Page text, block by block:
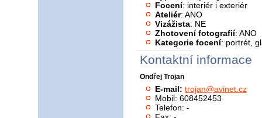
Focení: interiér i exteriér
Ateliér: ANO
Vizážista: NE
Zhotovení fotografií: ANO
Kategorie focení: portrét,
Kontaktní informace
Ondřej Trojan
E-mail:trojan@avinet.cz
Mobil: 608452453
Telefon: -